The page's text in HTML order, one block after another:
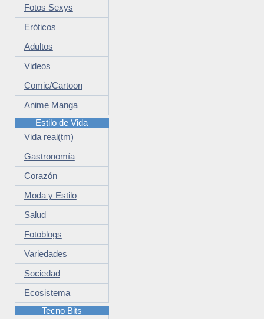
Fotos Sexys
Eróticos
Adultos
Videos
Comic/Cartoon
Anime Manga
Estilo de Vida
Vida real(tm)
Gastronomía
Corazón
Moda y Estilo
Salud
Fotoblogs
Variedades
Sociedad
Ecosistema
Tecno Bits